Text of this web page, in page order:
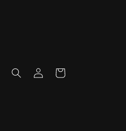
InloggenWinkelwagen